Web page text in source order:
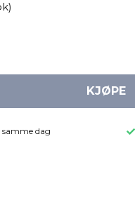
KJØPE
samme dag